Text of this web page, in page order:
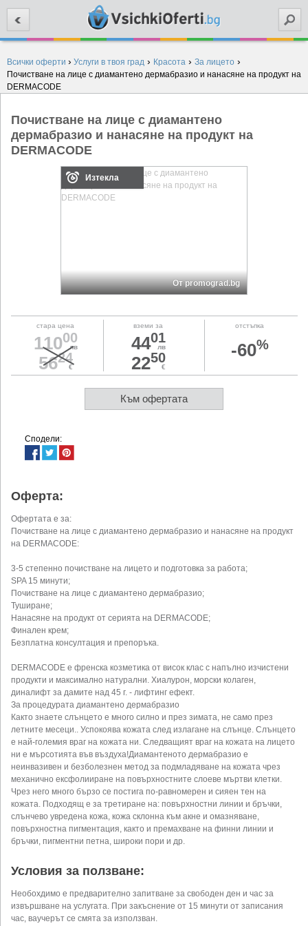
Всички оферти › Услуги в твоя град › Красота › За лицето ›
Почистване на лице с диамантено дермабразио и нанасяне на продукт на
DERMACODE
Почистване на лице с диамантено
дермабразио и нанасяне на продукт на
DERMACODE
Изтекла
От promograd.bg
стара цена
11000
лв
5624
€
вземи за
4401
лв
2250
€
отстъпка
-60%
Към офертата
Сподели:
Оферта:
Офертата е за:
Почистване на лице с диамантено дермабразио и нанасяне на продукт
на DERMACODE:
3-5 степенно почистване на лицето и подготовка за работа;
SPA 15 минути;
Почистване на лице с диамантено дермабразио;
Туширане;
Нанасяне на продукт от серията на DERMACODE;
Финален крем;
Безплатна консултация и препоръка.
DERMACODE е френска козметика от висок клас с напълно изчистени
продукти и максимално натурални. Хиалурон, морски колаген,
диналифт за дамите над 45 г. - лифтинг ефект.
За процедурата диамантено дермабразио
Както знаете слънцето е много силно и през зимата, не само през
летните месеци.. Успокоява кожата след излагане на слънце. Слънцето
е най-големия враг на кожата ни. Следващият враг на кожата на лицето
ни е мърсотията във въздуха!Диамантеното дермабразио е
неинвазивен и безболезнен метод за подмладяване на кожата чрез
механично ексфолииране на повърхностните слоеве мъртви клетки.
Чрез него много бързо се постига по-равномерен и сияен тен на
кожата. Подходящ е за третиране на: повърхностни линии и бръчки,
слънчево увредена кожа, кожа склонна към акне и омазняване,
повърхностна пигментация, както и премахване на финни линии и
бръчки, пигментни петна, широки пори и др.
Условия за ползване:
Необохдимо е предварително запитване за свободен ден и час за
извършване на услугата. При закъснение от 15 минути от записания
час, ваучерът се смята за използван.